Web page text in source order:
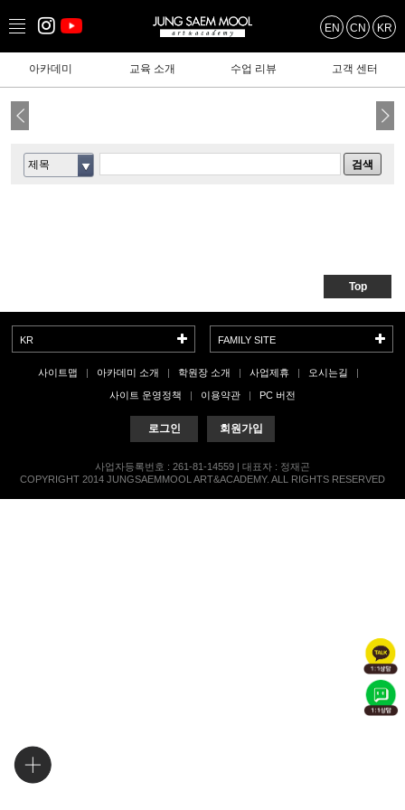
EN CN KR
아카데미 교육 소개 수업 리뷰 고객 센터
제목 검색
Top
KR FAMILY SITE
사이트맵 아카데미 소개 학원장 소개 사업제휴 오시는길
사이트 운영정책 이용약관 PC 버전
로그인 회원가입
사업자등록번호 : 261-81-14559 | 대표자 : 정재곤
COPYRIGHT 2014 JUNGSAEMMOOL ART&ACADEMY. ALL RIGHTS RESERVED